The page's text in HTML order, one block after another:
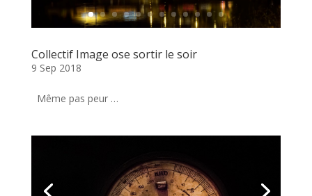
Collectif Image ose sortir le soir
9 Sep 2018
Même pas peur …